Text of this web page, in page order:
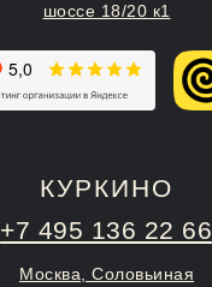
КУРКИНО
Москва, Соловьиная
+7 495 136 22 66
шоссе 18/20 к1